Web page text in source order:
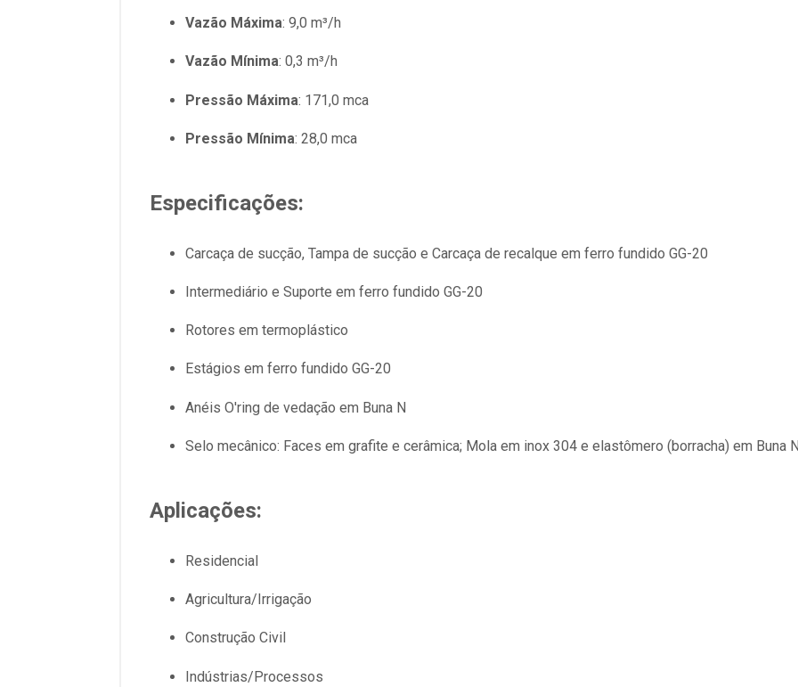
Vazão Máxima: 9,0 m³/h
Vazão Mínima: 0,3 m³/h
Pressão Máxima: 171,0 mca
Pressão Mínima: 28,0 mca
Especificações:
Carcaça de sucção, Tampa de sucção e Carcaça de recalque em ferro fundido GG-20
Intermediário e Suporte em ferro fundido GG-20
Rotores em termoplástico
Estágios em ferro fundido GG-20
Anéis O'ring de vedação em Buna N
Selo mecânico: Faces em grafite e cerâmica; Mola em inox 304 e elastômero (borracha) em Buna
Aplicações:
Residencial
Agricultura/Irrigação
Construção Civil
Indústrias/Processos